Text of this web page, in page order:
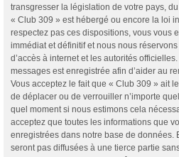
transgresser la législation de votre pays,
« Club 309 » est hébergé ou encore la loi
respectez pas ces dispositions, vous vous
immédiat et définitif et nous nous
d’accès à internet et les autorités
messages est enregistrée afin d’aider au
Vous acceptez le fait que « Club 309 » ait
de déplacer ou de verrouiller n’importe
quel moment si nous estimons cela
acceptez que toutes les informations que
enregistrées dans notre base de données.
seront pas diffusées à une tierce partie